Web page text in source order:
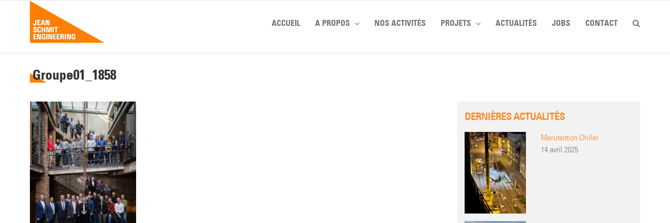
ACCUEIL A PROPOS NOS ACTIVITÉS PROJETS ACTUALITÉS JOBS CONTACT
Groupe01_1858
DERNIÈRES ACTUALITÉS
Manutention Chiller
14 avril 2025